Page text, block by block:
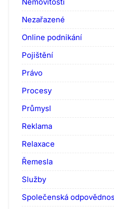
Nezařazené
Online podnikání
Pojištění
Právo
Procesy
Průmysl
Reklama
Relaxace
Řemesla
Služby
Společenská